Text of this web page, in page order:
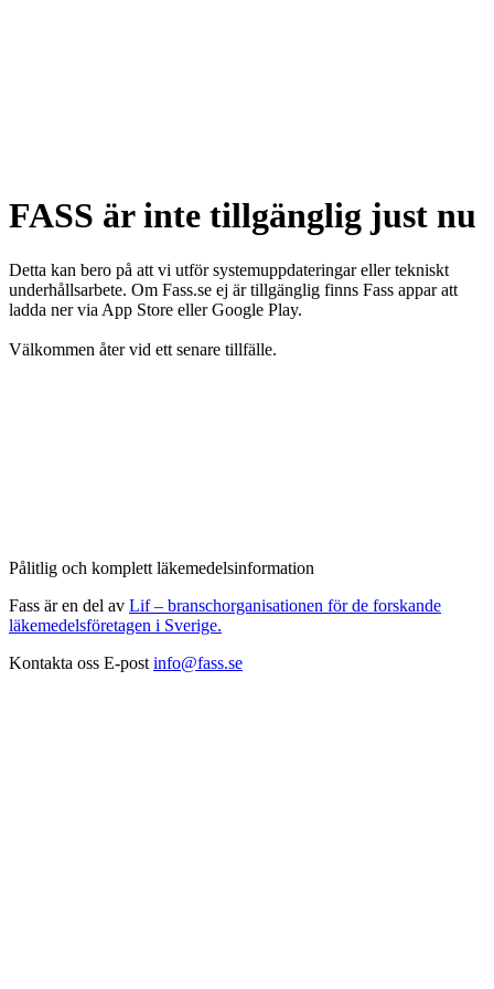
FASS är inte tillgänglig just nu
Detta kan bero på att vi utför systemuppdateringar eller tekniskt
underhållsarbete. Om Fass.se ej är tillgänglig finns Fass appar att
ladda ner via App Store eller Google Play.
Välkommen åter vid ett senare tillfälle.
Pålitlig och komplett läkemedelsinformation
Fass är en del av Lif – branschorganisationen för de forskande
läkemedelsföretagen i Sverige.
Kontakta oss E-post info@fass.se